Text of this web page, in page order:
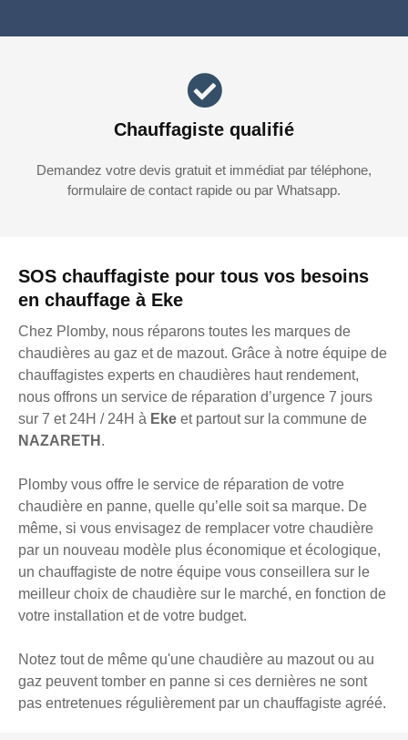
SOS chauffagiste pour tous vos besoins
en chauffage à Eke
Chez Plomby, nous réparons toutes les marques de
chaudières au gaz et de mazout. Grâce à notre équipe de
chauffagistes experts en chaudières haut rendement,
nous offrons un service de réparation d’urgence 7 jours
sur 7 et 24H / 24H à Eke et partout sur la commune de
NAZARETH .
Plomby vous offre le service de réparation de votre
chaudière en panne, quelle qu’elle soit sa marque. De
même, si vous envisagez de remplacer votre chaudière
par un nouveau modèle plus économique et écologique,
un chauffagiste de notre équipe vous conseillera sur le
meilleur choix de chaudière sur le marché, en fonction de
votre installation et de votre budget.
Notez tout de même qu'une chaudière au mazout ou au
gaz peuvent tomber en panne si ces dernières ne sont
pas entretenues régulièrement par un chauffagiste agréé.
Chauffagiste qualifié
Demandez votre devis gratuit et immédiat par téléphone,
formulaire de contact rapide ou par Whatsapp.